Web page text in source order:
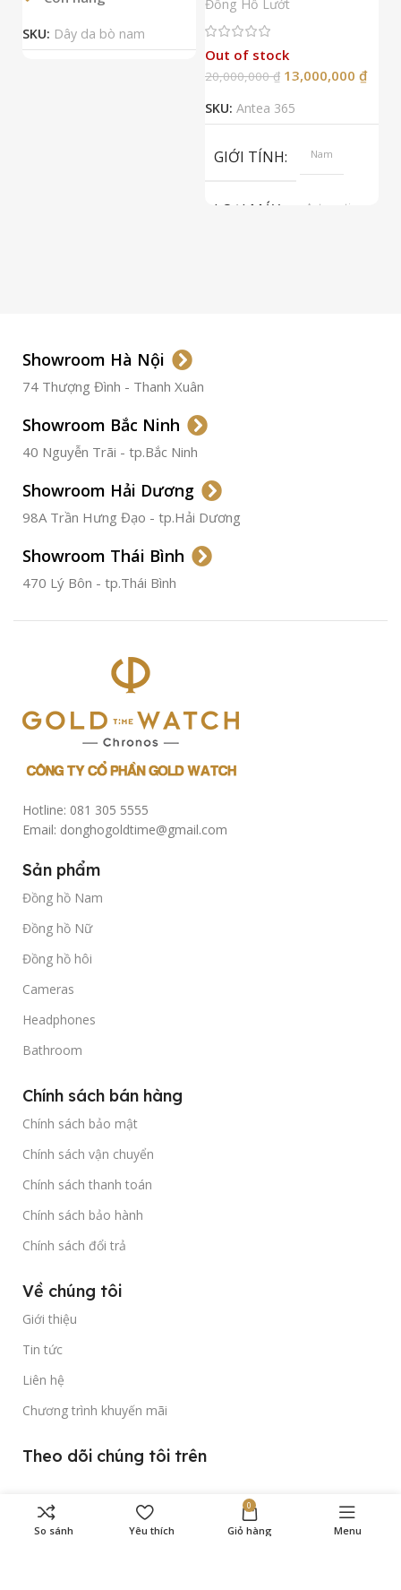
SKU: Dây da bò nam
Đồng Hồ Lướt
Out of stock
20,000,000₫ 13,000,000 ₫
SKU: Antea 365
GIỚI TÍNH Nam
LOẠI MÁY
Automatic
CHỐNG NƯỚC
Showroom Hà Nội
74 Thượng Đình - Thanh Xuân
Showroom Bắc Ninh
40 Nguyễn Trãi - tp.Bắc Ninh
Showroom Hải Dương
98A Trần Hưng Đạo - tp.Hải Dương
Showroom Thái Bình
470 Lý Bôn - tp.Thái Bình
Hotline: 081 305 5555
Email: donghogoldtime@gmail.com
Sản phẩm
Đồng hồ Nam
Đồng hồ Nữ
Đồng hồ hôi
Cameras
Headphones
Bathroom
Chính sách bán hàng
Chính sách bảo mật
Chính sách vận chuyển
Chính sách thanh toán
Chính sách bảo hành
Chính sách đổi trả
Về chúng tôi
Giới thiệu
Tin tức
Liên hệ
Chương trình khuyến mãi
Theo dõi chúng tôi trên
Bản quyền thuộc về Gold Time Watch © 2023.
So sánh Yêu thích
0
Giỏ hàng Menu